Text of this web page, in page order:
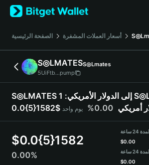
English
日本語
Русский
Español (Latinoamérica)
Türkçe
Deutsch
简体中文
Português (Portugal)
Bahasa Indonesia
الصفحة الرئيسية أسعار العملات المشفرة
S◎LMATESS◎Lmates
5UiFtb...pump
S◎LMATES إلى الدولار الأمريكي: 1 S◎LMATES =
دولار أمريكي 0.00% يوم واحد
$0.0{5}1582
0.00%
$0.00
$0.00